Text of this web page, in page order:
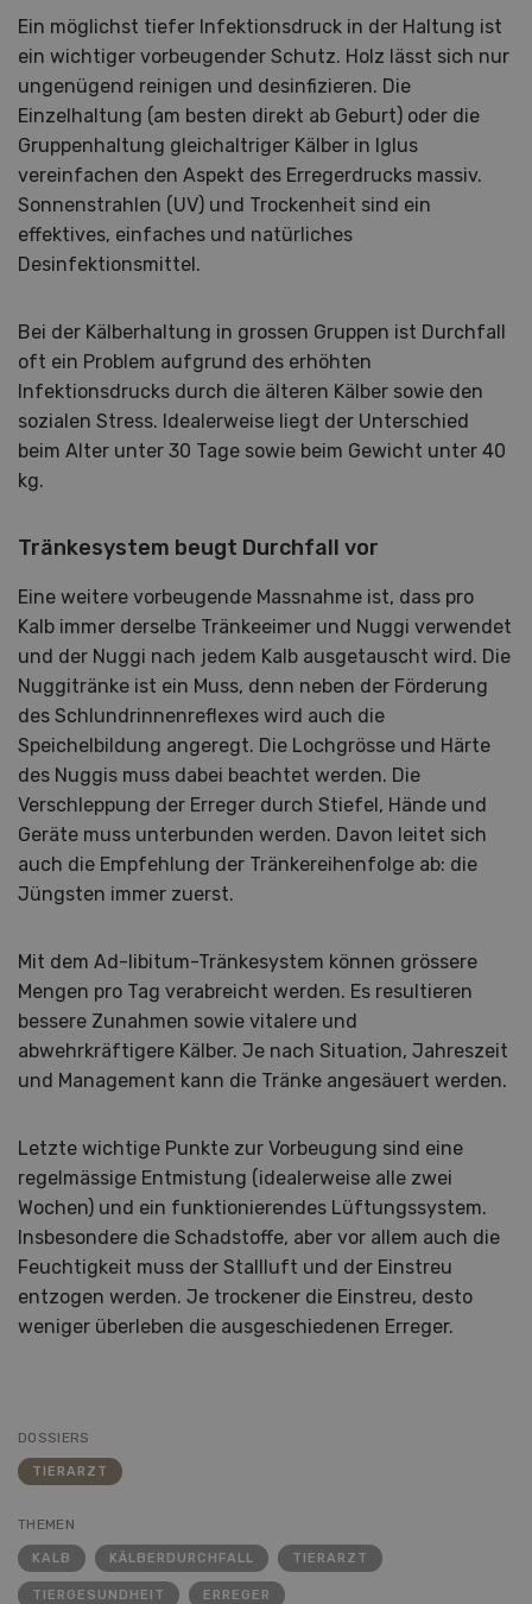
Ein möglichst tiefer Infektionsdruck in der Haltung ist
ein wichtiger vorbeugender Schutz. Holz lässt sich nur
ungenügend reinigen und desinfizieren. Die
Einzelhaltung (am besten direkt ab Geburt) oder die
Gruppenhaltung gleichaltriger Kälber in Iglus
vereinfachen den Aspekt des Erregerdrucks massiv.
Sonnenstrahlen (UV) und Trockenheit sind ein
effektives, einfaches und natürliches
Desinfektionsmittel.
Bei der Kälberhaltung in grossen Gruppen ist Durchfall
oft ein Problem aufgrund des erhöhten
Infektionsdrucks durch die älteren Kälber sowie den
sozialen Stress. Idealerweise liegt der Unterschied
beim Alter unter 30 Tage sowie beim Gewicht unter 40
kg.
Tränkesystem beugt Durchfall vor
Eine weitere vorbeugende Massnahme ist, dass pro
Kalb immer derselbe Tränkeeimer und Nuggi verwendet
und der Nuggi nach jedem Kalb ausgetauscht wird. Die
Nuggitränke ist ein Muss, denn neben der Förderung
des Schlundrinnenreflexes wird auch die
Speichelbildung angeregt. Die Lochgrösse und Härte
des Nuggis muss dabei beachtet werden. Die
Verschleppung der Erreger durch Stiefel, Hände und
Geräte muss unterbunden werden. Davon leitet sich
auch die Empfehlung der Tränkereihenfolge ab: die
Jüngsten immer zuerst.
Mit dem Ad-libitum-Tränkesystem können grössere
Mengen pro Tag verabreicht werden. Es resultieren
bessere Zunahmen sowie vitalere und
abwehrkräftigere Kälber. Je nach Situation, Jahreszeit
und Management kann die Tränke angesäuert werden.
Letzte wichtige Punkte zur Vorbeugung sind eine
regelmässige Entmistung (idealerweise alle zwei
Wochen) und ein funktionierendes Lüftungssystem.
Insbesondere die Schadstoffe, aber vor allem auch die
Feuchtigkeit muss der Stallluft und der Einstreu
entzogen werden. Je trockener die Einstreu, desto
weniger überleben die ausgeschiedenen Erreger.
DOSSIERS
TIERARZT
THEMEN
KALB KÄLBERDURCHFALL TIERARZT
TIERGESUNDHEIT ERREGER